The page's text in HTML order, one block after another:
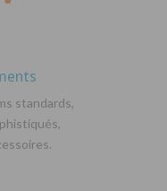
standards,